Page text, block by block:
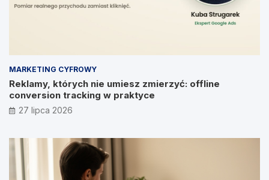
MARKETING CYFROWY
Reklamy, których nie umiesz zmierzyć: offline
conversion tracking w praktyce
27 lipca 2026